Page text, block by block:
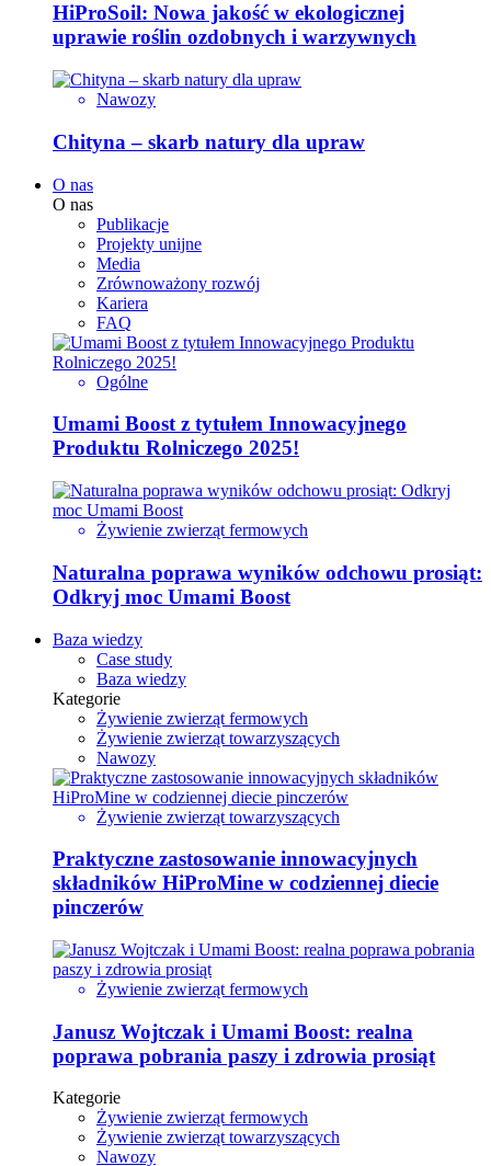
HiProSoil: Nowa jakość w ekologicznej
uprawie roślin ozdobnych i warzywnych
Nawozy
Chityna – skarb natury dla upraw
O nas
O nas
Publikacje
Projekty unijne
Media
Zrównoważony rozwój
Kariera
FAQ
Ogólne
Umami Boost z tytułem Innowacyjnego
Produktu Rolniczego 2025!
Żywienie zwierząt fermowych
Naturalna poprawa wyników odchowu prosiąt:
Odkryj moc Umami Boost
Baza wiedzy
Case study
Baza wiedzy
Kategorie
Żywienie zwierząt fermowych
Żywienie zwierząt towarzyszących
Nawozy
Żywienie zwierząt towarzyszących
Praktyczne zastosowanie innowacyjnych
składników HiProMine w codziennej diecie
pinczerów
Żywienie zwierząt fermowych
Janusz Wojtczak i Umami Boost: realna
poprawa pobrania paszy i zdrowia prosiąt
Kategorie
Żywienie zwierząt fermowych
Żywienie zwierząt towarzyszących
Nawozy